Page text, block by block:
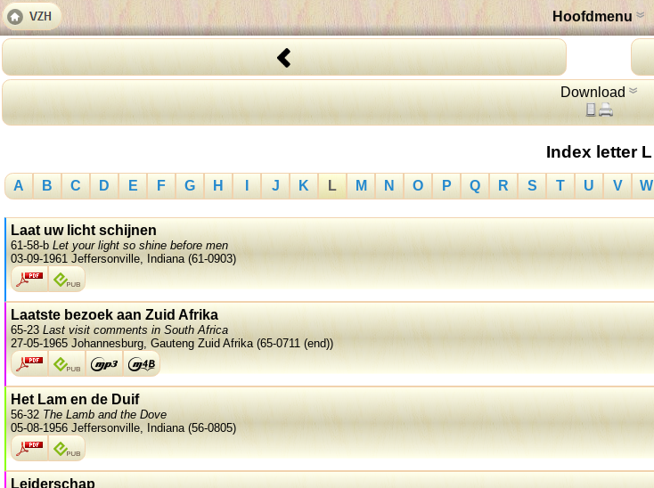
Hoofdmenu
Download
Index letter L
A B C D E F G H J K L M N O P Q R S T U V W
Laat uw licht schijnen
61-58-b Let your light so shine before men
03-09-1961 Jeffersonville, Indiana (61-0903)
Laatste bezoek aan Zuid Afrika
65-23 Last visit comments in South Africa
27-05-1965 Johannesburg, Gauteng Zuid Afrika (65-0711 (end))
Het Lam en de Duif
56-32 The Lamb and the Dove
05-08-1956 Jeffersonville, Indiana (56-0805)
Leiderschap